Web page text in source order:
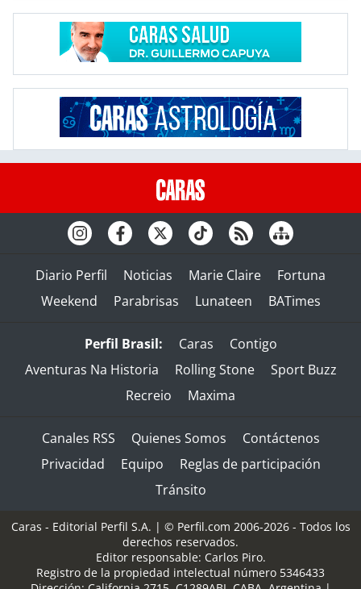
Diario Perfil Noticias Marie Claire
Fortuna
Weekend
Parabrisas Lunateen BATimes
Perfil Brasil: Caras
Contigo
Aventuras Na Historia
Rolling Stone
Sport Buzz
Recreio
Maxima
Canales RSS Quienes Somos
Contáctenos
Privacidad
Equipo
Reglas de participación
Tránsito
Caras - Editorial Perfil S.A. | © Perfil.com 2006-2026 - Todos los
derechos reservados.
Editor responsable: Carlos Piro.
Registro de la propiedad intelectual número 5346433